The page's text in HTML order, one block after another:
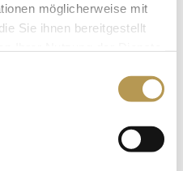
möglicherweise mit
Sie ihnen bereitgestellt
Juni 2026 (Anreise